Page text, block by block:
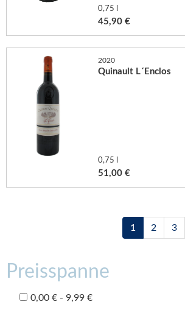
0,75 l
45,90 €
2020
Quinault L´Enclos
0,75 l
51,00 €
1 2 3
Preisspanne
0,00 € - 9,99 €